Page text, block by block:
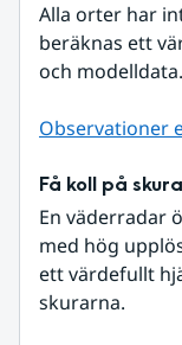
Alla orter har
beräknas ett
och modelldata.
Observationer
Få koll på
En väderradar
med hög
ett värdefullt
skurarna.